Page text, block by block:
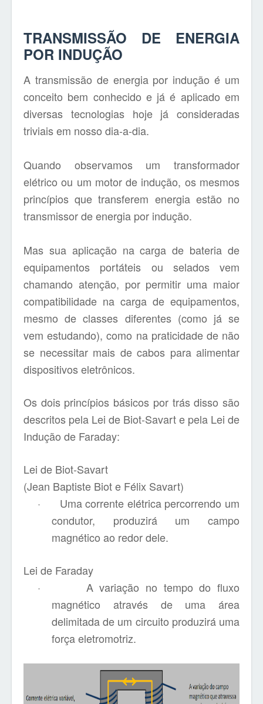
TRANSMISSÃO DE ENERGIA
POR INDUÇÃO
A transmissão de energia por indução é um
conceito bem conhecido e já é aplicado em
diversas tecnologias hoje já consideradas
triviais em nosso dia-a-dia.
Quando observamos um transformador
elétrico ou um motor de indução, os mesmos
princípios que transferem energia estão no
transmissor de energia por indução.
Mas sua aplicação na carga de bateria de
equipamentos portáteis ou selados vem
chamando atenção, por permitir uma maior
compatibilidade na carga de equipamentos,
mesmo de classes diferentes (como já se
vem estudando), como na praticidade de não
se necessitar mais de cabos para alimentar
dispositivos eletrônicos.
Os dois princípios básicos por trás disso são
descritos pela Lei de Biot-Savart e pela Lei de
Indução de Faraday:
Lei de Biot-Savart
(Jean Baptiste Biot e Félix Savart)
·
Uma corrente elétrica percorrendo um
condutor, produzirá um campo
magnético ao redor dele.
Lei de Faraday
·
A variação no tempo do fluxo
magnético através de uma área
delimitada de um circuito produzirá uma
força eletromotriz.